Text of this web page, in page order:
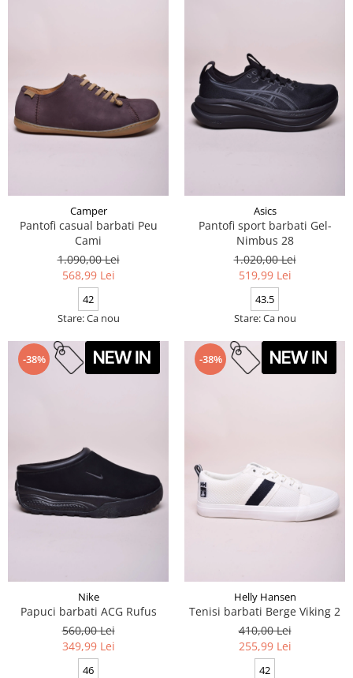
Camper
Pantofi casual barbati Peu
Cami
1.090,00 Lei
568,99 Lei
42
Stare: Ca nou
Asics
Pantofi sport barbati Gel-
Nimbus 28
1.020,00 Lei
519,99 Lei
43.5
Stare: Ca nou
-38%
Nike
Papuci barbati ACG Rufus
560,00 Lei
349,99 Lei
46
-38%
Helly Hansen
Tenisi barbati Berge Viking 2
410,00 Lei
255,99 Lei
42